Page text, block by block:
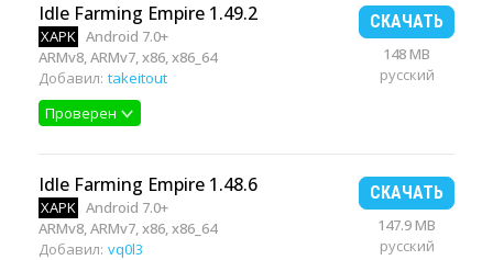
Idle Farming Empire 1.49.2
XAPK Android 7.0+
ARMv8, ARMv7, x86, x86_64
Добавил: takeitout
Проверен
СКАЧАТЬ
148 MB
русский
Idle Farming Empire 1.48.6
XAPK Android 7.0+
ARMv8, ARMv7, x86, x86_64
Добавил: vq0l3
СКАЧАТЬ
147.9 MB
русский